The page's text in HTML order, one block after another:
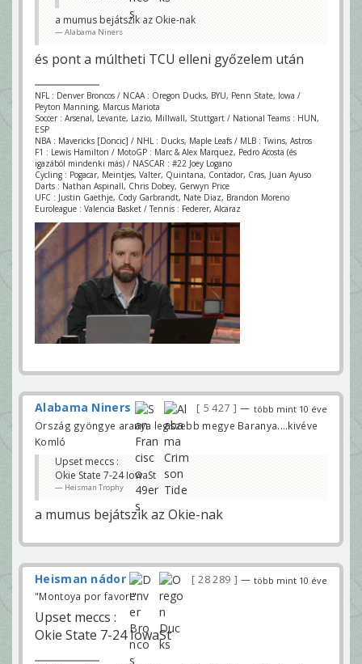
a mumus bejátszik az Okie-nak
Alabama Niners
és pont a múltheti TCU elleni győzelem után
NFL : Denver Broncos / NCAA : Oregon Ducks, BYU, Penn State, Iowa /
Peyton Manning, Marcus Mariota
Soccer : Arsenal, Levante, Lazio, Millwall, Stuttgart / National Teams : HUN,
ESP
NBA : Mavericks [Doncic] / NHL : Ducks, Maple Leafs / MLB : Twins, Astros
F1 : Lewis Hamilton / MotoGP : Marc & Alex Marquez, Pedro Acosta (és
igazából mindenki más) / NASCAR : #22 Joey Logano
Cycling : Pogacar, Meintjes, Valter, Quintana, Contador, Cras, Juan Ayuso
Darts : Nathan Aspinall, Chris Dobey, Gerwyn Price
UFC : Justin Gaethje, Cody Garbrandt, Nate Diaz, Brandon Moreno
Euroleague : Valencia Basket / Tennis : Federer, Alcaraz
több mint 10 éve
Alabama Niners 5 427
—
Ország gyöngye aranya legszebb megye Baranya....kivéve
Komló
Upset meccs :
Okie State 7-24 IowaSt
Heisman Trophy
a mumus bejátszik az Okie-nak
több mint 10 éve
Heisman nádor 28 289
—
"Montoya por favor!"
Upset meccs :
Okie State 7-24 IowaSt